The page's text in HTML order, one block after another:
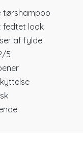
tørshampoo
fedtet look
af fylde
5